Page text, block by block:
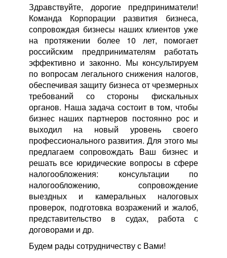
Здравствуйте, дорогие предприниматели!
Команда Корпорации развития бизнеса,
сопровождая бизнесы наших клиентов уже
на протяжении более 10 лет, помогает
российским предпринимателям работать
эффективно и законно. Мы консультируем
по вопросам легального снижения налогов,
обеспечивая защиту бизнеса от чрезмерных
требований со стороны фискальных
органов. Наша задача состоит в том, чтобы
бизнес наших партнеров постоянно рос и
выходил на новый уровень своего
профессионального развития. Для этого мы
предлагаем сопровождать Ваш бизнес и
решать все юридические вопросы в сфере
налогообложения: консультации по
налогообложению, сопровождение
выездных и камеральных налоговых
проверок, подготовка возражений и жалоб,
представительство в судах, работа с
договорами и др.
Будем рады сотрудничеству с Вами!